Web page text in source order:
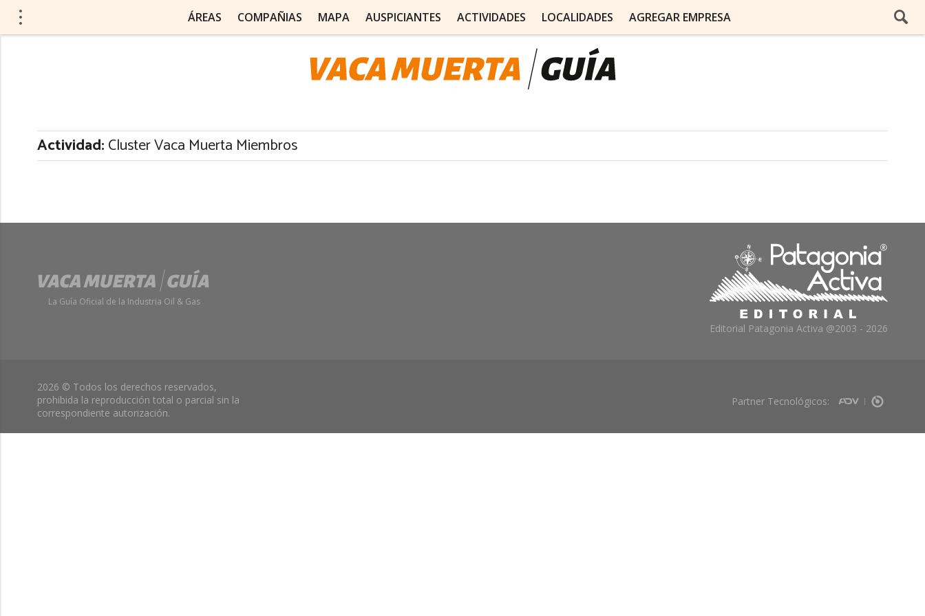
ÁREAS COMPAÑIAS MAPA AUSPICIANTES ACTIVIDADES LOCALIDADES AGREGAR EMPRESA
Actividad:Cluster Vaca Muerta Miembros
La Guía Oficial de la Industria Oil & Gas
Editorial Patagonia Activa @2003 - 2026
2026 © Todos los derechos reservados,
prohibida la reproducción total o parcial sin la
correspondiente autorización.
Partner Tecnológicos: